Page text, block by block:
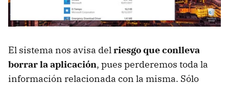
El sistema nos avisa delriesgo que conlleva
borrar la aplicación, pues perderemos toda la
información relacionada con la misma. Sólo